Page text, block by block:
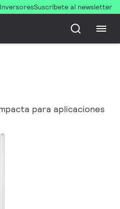
InversoresSuscríbete al newsletter
para aplicaciones